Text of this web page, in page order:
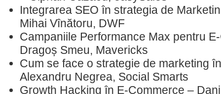
Integrarea SEO în strategia de
Mihai Vînătoru, DWF
Campaniile Performance Max pentru
Dragoș Smeu, Mavericks
Cum se face o strategie de marketing
Alexandru Negrea, Social Smarts
Growth Hacking în E-Commerce –